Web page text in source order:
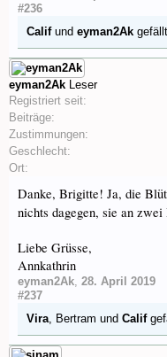
#236
Califund eyman2Ak
eyman2Ak Leser
Registriert seit:
Beiträge:
Zustimmungen:
Geschlecht:
Ort:
Danke, Brigitte! Ja, die
nichts dagegen, sie an zwei
Liebe Grüsse,
Annkathrin
eyman2Ak, 28. April 2019
#237
Vira, Bertram und Calif